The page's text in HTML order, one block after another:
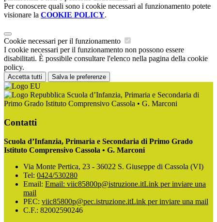
Per conoscere quali sono i cookie necessari al funzionamento potete
visionare la COOKIE POLICY.
Cookie necessari per il funzionamento
I cookie necessari per il funzionamento non possono essere
disabilitati. È possibile consultare l'elenco nella pagina della cookie
policy.
Accetta tutti Salva le preferenze
Scuola d’Infanzia, Primaria e Secondaria di
Primo Grado Istituto Comprensivo Cassola • G. Marconi
Contatti
Scuola d’Infanzia, Primaria e Secondaria di Primo Grado
Istituto Comprensivo Cassola • G. Marconi
Via Monte Pertica, 23 - 36022 S. Giuseppe di Cassola (VI)
Tel: 0424/530280
Email: Email: viic85800p@istruzione.itLink per inviare una
mail
PEC: viic85800p@pec.istruzione.itLink per inviare una mail
C.F.: 82002590246